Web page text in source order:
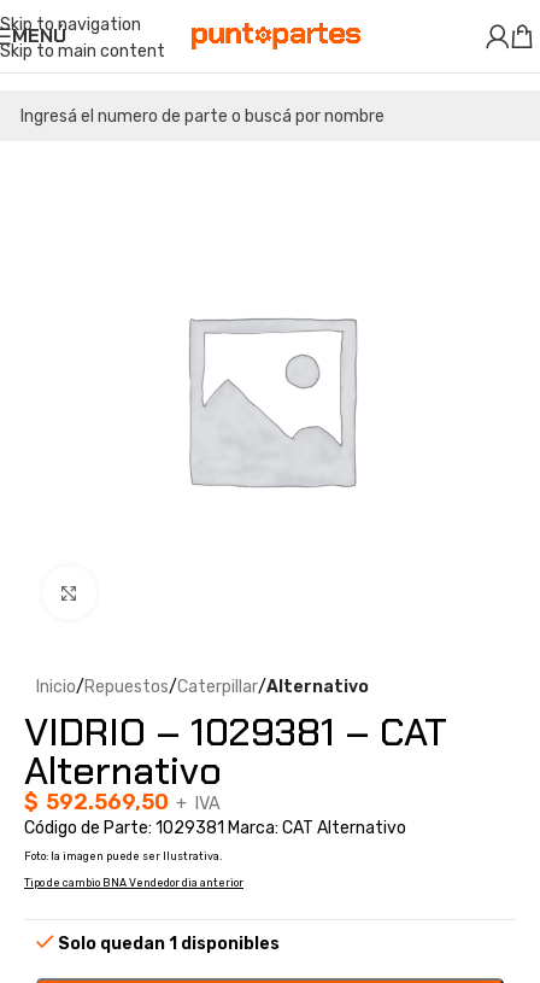
Skip to navigation
Skip to main content
MENÚ
Inicio Repuestos Caterpillar Alternativo
VIDRIO – 1029381 – CAT
Alternativo
$ 592.569,50 + IVA
Código de Parte: 1029381 Marca: CAT Alternativo
Foto: la imagen puede ser Ilustrativa.
Tipo de cambio BNA Vendedor dia anterior
Solo quedan 1 disponibles